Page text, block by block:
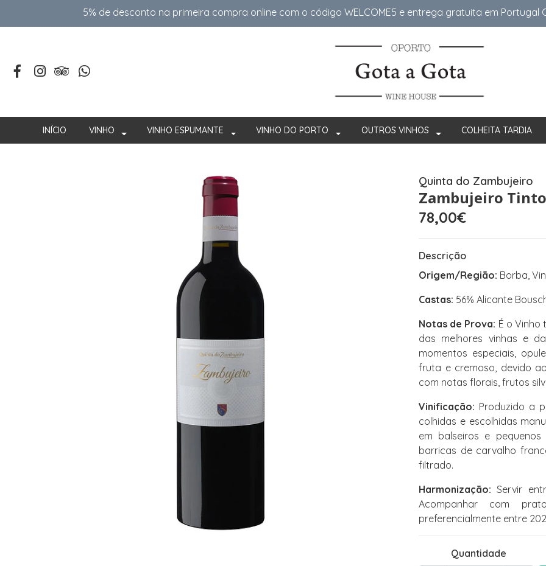
5% de desconto na primeira compra online com o código WELCOME5 e entrega gratuita em
INÍCIO VINHO VINHO ESPUMANTE VINHO DO PORTO OUTROS VINHOS COLHEITA TARDIA
Quinta do Zambujeiro
Zambujeiro
78,00€
Descrição
Origem/Região: Borba,
Castas: 56% Alicante
Notas de Prova: É o
das melhores vinhas e
momentos especiais,
fruta e cremoso, devido
com notas florais, frutos
Vinificação: Produzido a
colhidas e escolhidas
em balseiros e
barricas de carvalho
filtrado.
Harmonização: Servir
Acompanhar com
preferencialmente entre
Quantidade